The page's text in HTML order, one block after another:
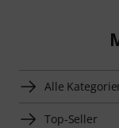
Alle
Top-Seller